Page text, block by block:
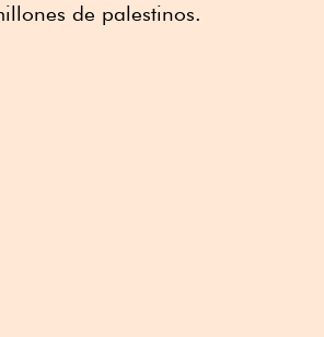
de palestinos.